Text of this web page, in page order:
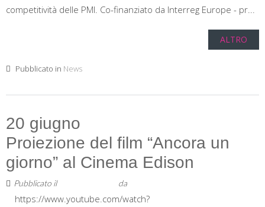
competitività delle PMI. Co-finanziato da Interreg Europe - pr...
ALTRO
Pubblicato in News
20 giugno
Proiezione del film “Ancora un
giorno” al Cinema Edison
Pubblicato il da
https://www.youtube.com/watch?